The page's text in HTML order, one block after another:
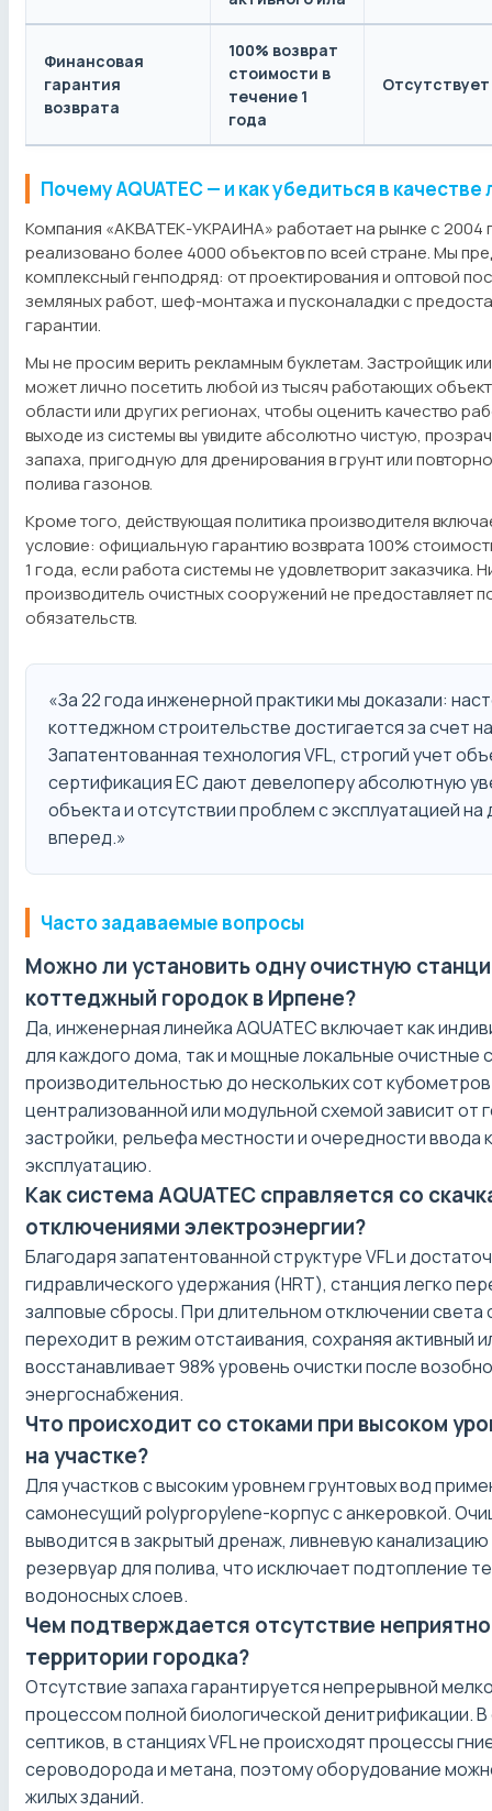
Финансовая
гарантия
возврата
100% возврат
стоимости в
течение 1
года
Отсутствует
Почему AQUATEC — и как убедиться в качестве
Компания «АКВАТЕК-УКРАИНА» работает на рынке с 2004
реализовано более 4000 объектов по всей стране. Мы
комплексный генподряд: от проектирования и оптовой
земляных работ, шеф-монтажа и пусконаладки с
гарантии.
Мы не просим верить рекламным буклетам. Застройщик
может лично посетить любой из тысяч работающих
области или других регионах, чтобы оценить качество
выходе из системы вы увидите абсолютно чистую,
запаха, пригодную для дренирования в грунт или
полива газонов.
Кроме того, действующая политика производителя
условие: официальную гарантию возврата 100%
1 года, если работа системы не удовлетворит заказчика.
производитель очистных сооружений не предоставляет
обязательств.
«За 22 года инженерной практики мы доказали:
коттеджном строительстве достигается за счет
Запатентованная технология VFL, строгий учет
сертификация ЕС дают девелоперу абсолютную
объекта и отсутствии проблем с эксплуатацией на
вперед.»
Часто задаваемые вопросы
Можно ли установить одну очистную
коттеджный городок в Ирпене?
Да, инженерная линейка AQUATEC включает как
для каждого дома, так и мощные локальные очистные
производительностью до нескольких сот
централизованной или модульной схемой зависит от
застройки, рельефа местности и очередности ввода
эксплуатацию.
Как система AQUATEC справляется со
отключениями электроэнергии?
Благодаря запатентованной структуре VFL и
гидравлического удержания (HRT), станция легко
залповые сбросы. При длительном отключении света
переходит в режим отстаивания, сохраняя активный
восстанавливает 98% уровень очистки после
энергоснабжения.
Что происходит со стоками при высоком
на участке?
Для участков с высоким уровнем грунтовых вод
самонесущий polypropylene-корпус с анкеровкой.
выводится в закрытый дренаж, ливневую
резервуар для полива, что исключает подтопление
водоносных слоев.
Чем подтверждается отсутствие
территории городка?
Отсутствие запаха гарантируется непрерывной
процессом полной биологической денитрификации.
септиков, в станциях VFL не происходят процессы
сероводорода и метана, поэтому оборудование
жилых зданий.